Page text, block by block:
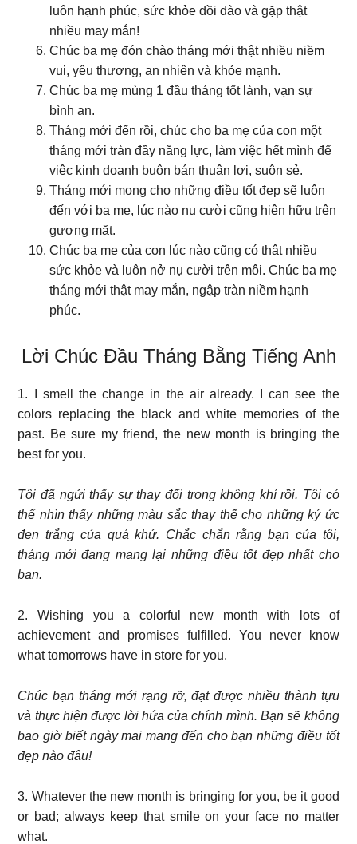
luôn hạnh phúc, sức khỏe dồi dào và gặp thật
nhiều may mắn!
Chúc ba mẹ đón chào tháng mới thật nhiều niềm
vui, yêu thương, an nhiên và khỏe mạnh.
Chúc ba mẹ mùng 1 đầu tháng tốt lành, vạn sự
bình an.
Tháng mới đến rồi, chúc cho ba mẹ của con một
tháng mới tràn đầy năng lực, làm việc hết mình để
việc kinh doanh buôn bán thuận lợi, suôn sẻ.
Tháng mới mong cho những điều tốt đẹp sẽ luôn
đến với ba mẹ, lúc nào nụ cười cũng hiện hữu trên
gương mặt.
Chúc ba mẹ của con lúc nào cũng có thật nhiều
sức khỏe và luôn nở nụ cười trên môi. Chúc ba mẹ
tháng mới thật may mắn, ngập tràn niềm hạnh
phúc.
Lời Chúc Đầu Tháng Bằng Tiếng Anh
1. I smell the change in the air already. I can see the
colors replacing the black and white memories of the
past. Be sure my friend, the new month is bringing the
best for you.
Tôi đã ngửi thấy sự thay đổi trong không khí rồi. Tôi có
thể nhìn thấy những màu sắc thay thế cho những ký ức
đen trắng của quá khứ. Chắc chắn rằng bạn của tôi,
tháng mới đang mang lại những điều tốt đẹp nhất cho
bạn.
2. Wishing you a colorful new month with lots of
achievement and promises fulfilled. You never know
what tomorrows have in store for you.
Chúc bạn tháng mới rạng rỡ, đạt được nhiều thành tựu
và thực hiện được lời hứa của chính mình. Bạn sẽ không
bao giờ biết ngày mai mang đến cho bạn những điều tốt
đẹp nào đâu!
3. Whatever the new month is bringing for you, be it good
or bad; always keep that smile on your face no matter
what.